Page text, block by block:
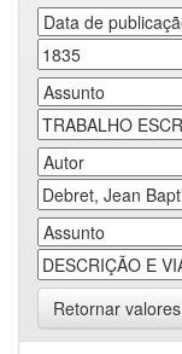
Retornar valores